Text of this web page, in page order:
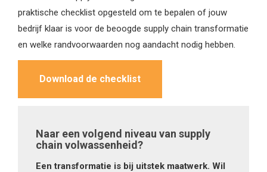
praktische checklist opgesteld om te bepalen of jouw
bedrijf klaar is voor de beoogde supply chain transformatie
en welke randvoorwaarden nog aandacht nodig hebben.
Download de checklist
Naar een volgend niveau van supply
chain volwassenheid?
Een transformatie is bij uitstek maatwerk. Wil